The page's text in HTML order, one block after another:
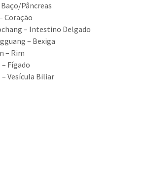
Baço/Pâncreas
Coração
– Intestino Delgado
– Bexiga
– Rim
– Fígado
– Vesícula Biliar